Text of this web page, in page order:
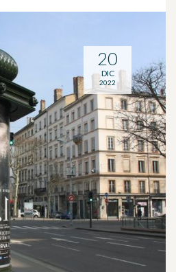
20
DIC
2022